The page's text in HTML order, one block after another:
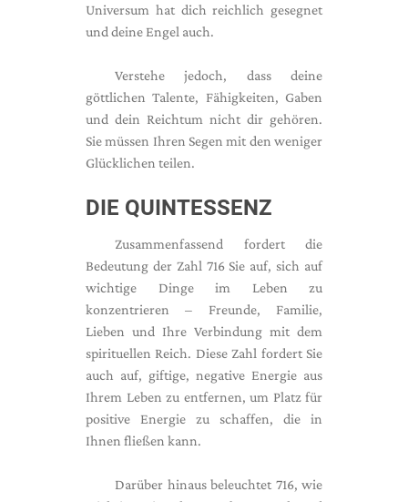
Universum hat dich reichlich gesegnet
und deine Engel auch.
Verstehe jedoch, dass deine
göttlichen Talente, Fähigkeiten, Gaben
und dein Reichtum nicht dir gehören.
Sie müssen Ihren Segen mit den weniger
Glücklichen teilen.
DIE QUINTESSENZ
Zusammenfassend fordert die
Bedeutung der Zahl 716 Sie auf, sich auf
wichtige Dinge im Leben zu
konzentrieren – Freunde, Familie,
Lieben und Ihre Verbindung mit dem
spirituellen Reich. Diese Zahl fordert Sie
auch auf, giftige, negative Energie aus
Ihrem Leben zu entfernen, um Platz für
positive Energie zu schaffen, die in
Ihnen fließen kann.
Darüber hinaus beleuchtet 716, wie